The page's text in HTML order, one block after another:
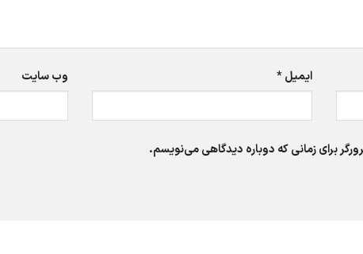
ایمیل* وب‌ سایت
برای زمانی که دوباره دیدگاهی می‌نویسم.